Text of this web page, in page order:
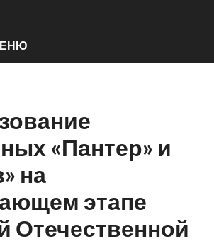
«Пантер» и
на
этапе
Отечественной